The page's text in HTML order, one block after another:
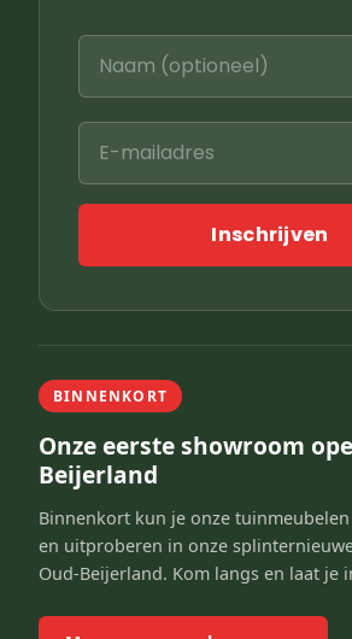
Inschrijven
BINNENKORT
Onze eerste showroom
Beijerland
Binnenkort kun je onze
en uitproberen in onze
Oud-Beijerland. Kom langs en laat je